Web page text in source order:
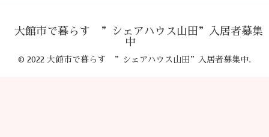
大館市で暮らす ”シェアハウス山田”入居者募集
中
© 2022 大館市で暮らす ”シェアハウス山田”入居者募集中.